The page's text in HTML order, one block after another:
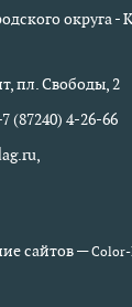
округа -
пл. Свободы, 2
(87240) 4-26-66
сайтов —Color-